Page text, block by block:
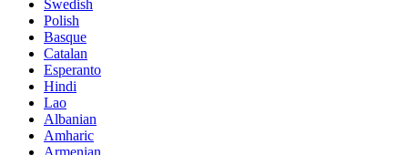
Swedish
Polish
Basque
Catalan
Esperanto
Hindi
Lao
Albanian
Amharic